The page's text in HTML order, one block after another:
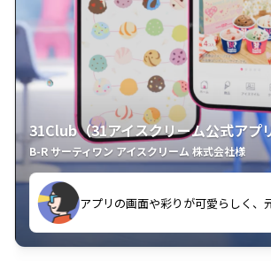
31Club（31アイスクリーム公式アプ
B-R サーティワン アイスクリーム 株式会社様
アプリの画面や彩りが可愛らしく、
クラスごとに特典があるようなので
す。